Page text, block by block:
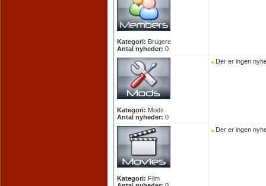
Kategori: Brugere
Antal nyheder: 0
Kategori: Mods
Antal nyheder: 0
Der er ingen
Kategori: Film
Der er ingen